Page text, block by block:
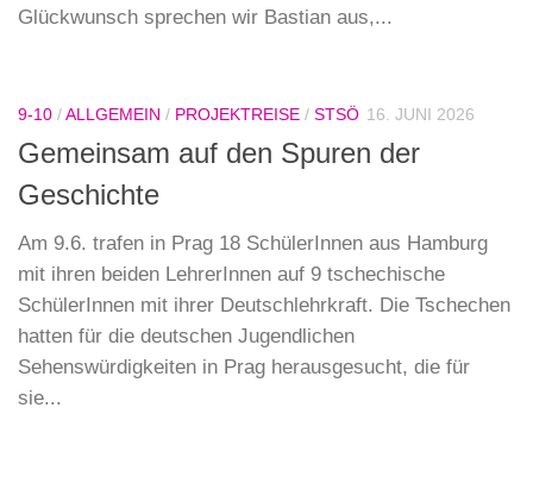
Glückwunsch sprechen wir Bastian aus,...
9-10 /ALLGEMEIN / PROJEKTREISE / STSÖ 16. JUNI 2026
Gemeinsam auf den Spuren der
Geschichte
Am 9.6. trafen in Prag 18 SchülerInnen aus Hamburg
mit ihren beiden LehrerInnen auf 9 tschechische
SchülerInnen mit ihrer Deutschlehrkraft. Die Tschechen
hatten für die deutschen Jugendlichen
Sehenswürdigkeiten in Prag herausgesucht, die für
sie...